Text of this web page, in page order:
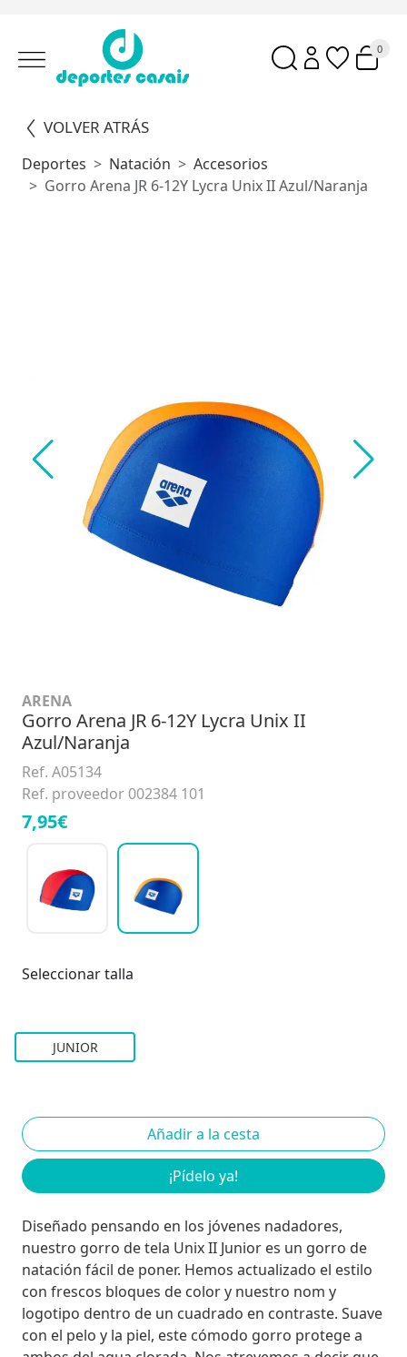
0
VOLVER ATRÁS
Deportes Natación
Accesorios
Gorro Arena JR 6-12Y Lycra Unix II Azul/Naranja
ARENA
Gorro Arena JR 6-12Y Lycra Unix II
Azul/Naranja
Ref. A05134
Ref. proveedor 002384 101
7,95€
Seleccionar talla
JUNIOR
¡Pídelo ya!
Diseñado pensando en los jóvenes nadadores,
nuestro gorro de tela Unix II Junior es un gorro de
natación fácil de poner. Hemos actualizado el estilo
con frescos bloques de color y nuestro nom y
logotipo dentro de un cuadrado en contraste. Suave
con el pelo y la piel, este cómodo gorro protege a